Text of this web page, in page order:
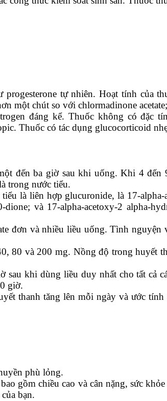
tự nhiên. Hoạt tính của
một chút so với chlormadinone
đáng kể. Thuốc không có đặc
Thuốc có tác dụng glucocorticoid
đến ba giờ sau khi uống. Khi 4 đến
trong nước tiểu.
là liên hợp glucuronide, là 17-
và 17-alpha-acetoxy-2 alpha-
đơn và nhiều liều uống. Tình
80 và 200 mg. Nồng độ trong huyết
khi dùng liều duy nhất cho tất cả
giờ.
thanh tăng lên mỗi ngày và ước
phù lỏng.
gồm chiều cao và cân nặng, sức
bạn.